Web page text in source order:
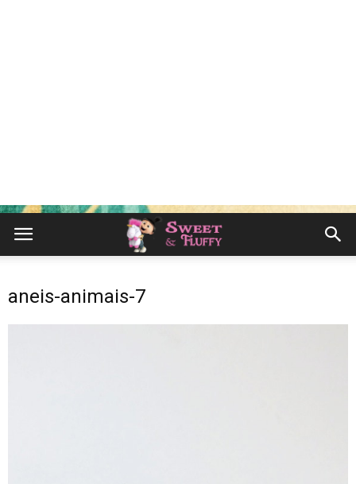
aneis-animais-7